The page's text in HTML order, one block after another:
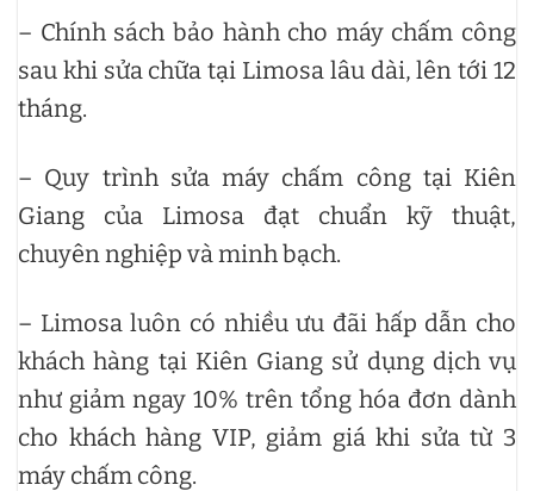
– Chính sách bảo hành cho máy chấm công
sau khi sửa chữa tại Limosa lâu dài, lên tới 12
tháng.
– Quy trình sửa máy chấm công tại Kiên
Giang của Limosa đạt chuẩn kỹ thuật,
chuyên nghiệp và minh bạch.
– Limosa luôn có nhiều ưu đãi hấp dẫn cho
khách hàng tại Kiên Giang sử dụng dịch vụ
như giảm ngay 10% trên tổng hóa đơn dành
cho khách hàng VIP, giảm giá khi sửa từ 3
máy chấm công.